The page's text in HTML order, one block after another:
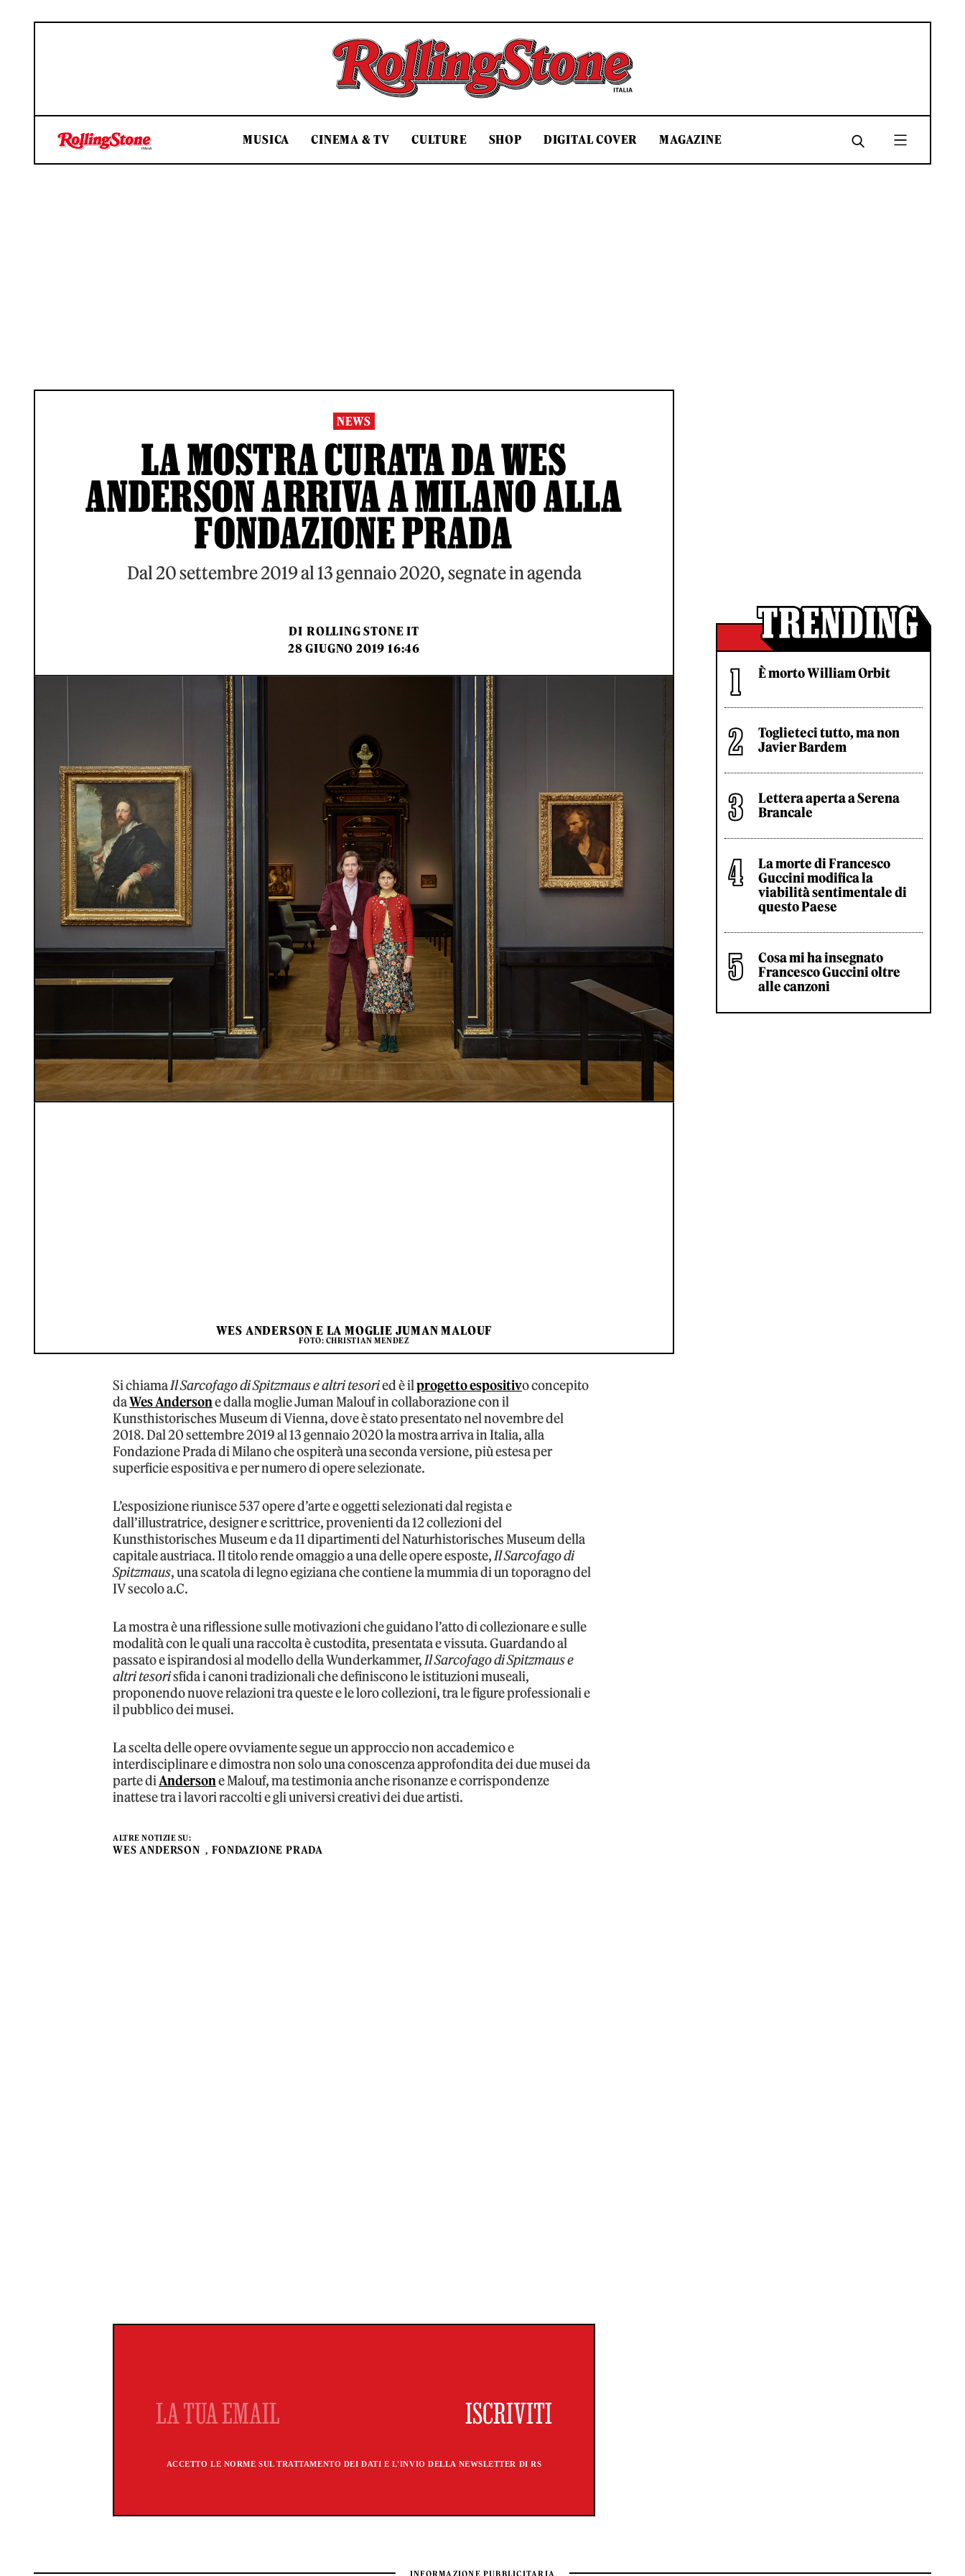
Rolling Stone Italia
MUSICA CINEMA & TV CULTURE SHOP DIGITAL COVER MAGAZINE
NEWS
LA MOSTRA CURATA DA WES
ANDERSON ARRIVA A MILANO ALLA
FONDAZIONE PRADA
Dal 20 settembre 2019 al 13 gennaio 2020, segnate in agenda
DI ROLLING STONE IT
28 GIUGNO 2019 16:46
WES ANDERSON E LA MOGLIE JUMAN MALOUF
FOTO: CHRISTIAN MENDEZ
Si chiamaIl Sarcofago di Spitzmaus e altri tesoried è ilprogetto espositivo concepito
daWes Andersone dalla moglie Juman Malouf in collaborazione con il
Kunsthistorisches Museum di Vienna, dove è stato presentato nel novembre del
2018. Dal 20 settembre 2019 al 13 gennaio 2020 la mostra arriva in Italia, alla
Fondazione Prada di Milano che ospiterà una seconda versione, più estesa per
superficie espositiva e per numero di opere selezionate.
L’esposizione riunisce 537 opere d’arte e oggetti selezionati dal regista e
dall’illustratrice, designer e scrittrice, provenienti da 12 collezioni del
Kunsthistorisches Museum e da 11 dipartimenti del Naturhistorisches Museum della
capitale austriaca. Il titolo rende omaggio a una delle opere esposte,Il Sarcofago di
Spitzmaus, una scatola di legno egiziana che contiene la mummia di un toporagno del
IV secolo a.C.
La mostra è una riflessione sulle motivazioni che guidano l’atto di collezionare e sulle
modalità con le quali una raccolta è custodita, presentata e vissuta. Guardando al
passato e ispirandosi al modello della Wunderkammer,Il Sarcofago di Spitzmaus e
altri tesorisfida i canoni tradizionali che definiscono le istituzioni museali,
proponendo nuove relazioni tra queste e le loro collezioni, tra le figure professionali e
il pubblico dei musei.
La scelta delle opere ovviamente segue un approccio non accademico e
interdisciplinare e dimostra non solo una conoscenza approfondita dei due musei da
parte diAndersone Malouf, ma testimonia anche risonanze e corrispondenze
inattese tra i lavori raccolti e gli universi creativi dei due artisti.
ALTRE NOTIZIE SU:
WES ANDERSON FONDAZIONE PRADA
ACCETTO LE NORME SUL TRATTAMENTO DEI DATI E L'INVIO DELLA NEWSLETTER DI RS
È morto William Orbit
Toglieteci tutto, ma non
Javier Bardem
Lettera aperta a Serena
Brancale
La morte di Francesco
Guccini modifica la
viabilità sentimentale di
questo Paese
Cosa mi ha insegnato
Francesco Guccini oltre
alle canzoni